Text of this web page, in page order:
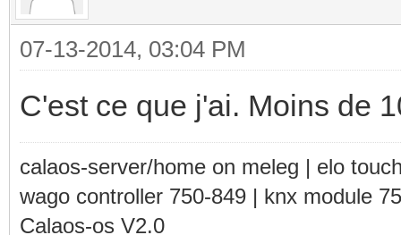
07-13-2014, 03:04 PM
C'est ce que j'ai. Moins de
calaos-server/home on meleg | elo
wago controller 750-849 | knx module
Calaos-os V2.0